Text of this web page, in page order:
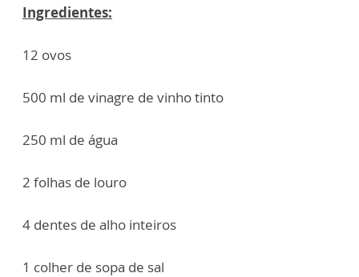
Ingredientes:
12 ovos
500 ml de vinagre de vinho tinto
250 ml de água
2 folhas de louro
4 dentes de alho inteiros
1 colher de sopa de sal